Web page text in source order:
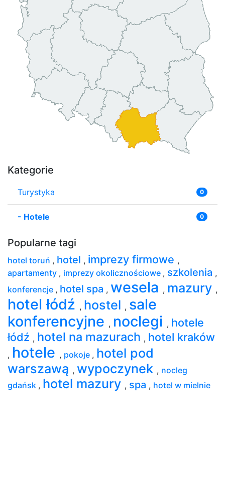
Kategorie
Turystyka 0
- Hotele 0
Popularne tagi
hotel toruń , hotel , imprezy firmowe ,
apartamenty , imprezy okolicznościowe , szkolenia ,
konferencje , hotel spa , wesela , mazury ,
hotel łódź , hostel , sale
konferencyjne , noclegi , hotele
łódź , hotel na mazurach , hotel kraków
, hotele , pokoje , hotel pod
warszawą , wypoczynek , nocleg
gdańsk , hotel mazury , spa , hotel w mielnie